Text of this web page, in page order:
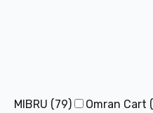
MIBRU (79) Omran Cart (